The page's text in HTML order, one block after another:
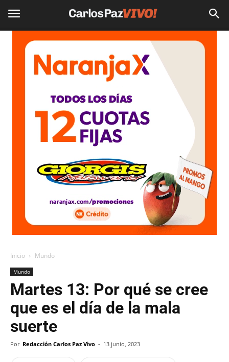
Inicio Mundo
Mundo
Martes 13: Por qué se cree
que es el día de la mala
suerte
Por Redacción Carlos Paz Vivo - 13 junio, 2023